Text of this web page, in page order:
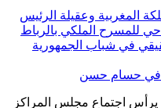
المغربية وعقيلة الرئيس
للمسرح الملكي بالرباط
في شباب الجمهورية
في حسام حسن
يرأس اجتماع مجلس المراكز